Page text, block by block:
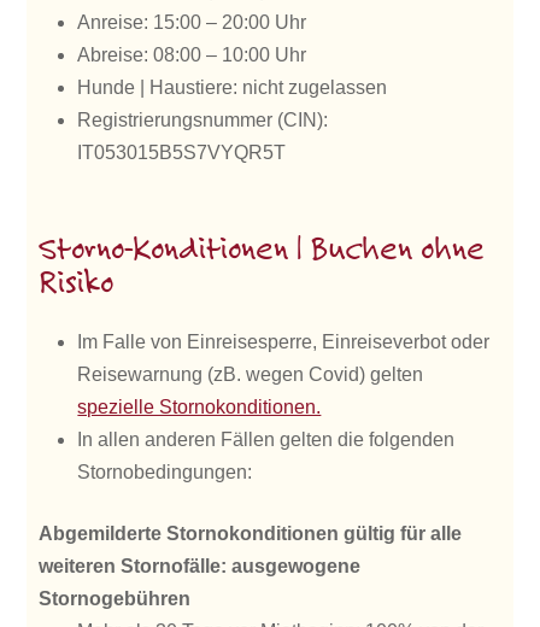
Anreise: 15:00 – 20:00 Uhr
Abreise: 08:00 – 10:00 Uhr
Hunde | Haustiere: nicht zugelassen
Registrierungsnummer (CIN):
IT053015B5S7VYQR5T
Storno-Konditionen | Buchen ohne
Risiko
Im Falle von Einreisesperre, Einreiseverbot oder
Reisewarnung (zB. wegen Covid) gelten
spezielle Stornokonditionen.
In allen anderen Fällen gelten die folgenden
Stornobedingungen:
Abgemilderte Stornokonditionen gültig für alle
weiteren Stornofälle: ausgewogene
Stornogebühren